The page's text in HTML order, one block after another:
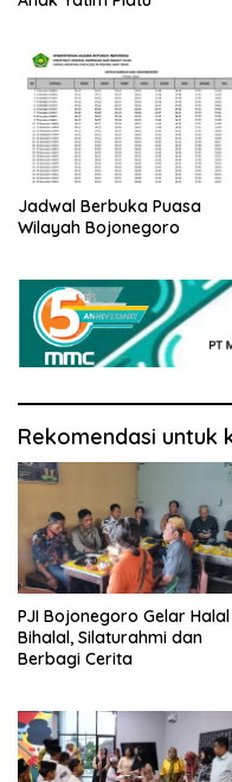
Jadwal Berbuka Puasa
Wilayah Bojonegoro
Rekomendasi untuk
PJI Bojonegoro Gelar Halal
Bihalal, Silaturahmi dan
Berbagi Cerita